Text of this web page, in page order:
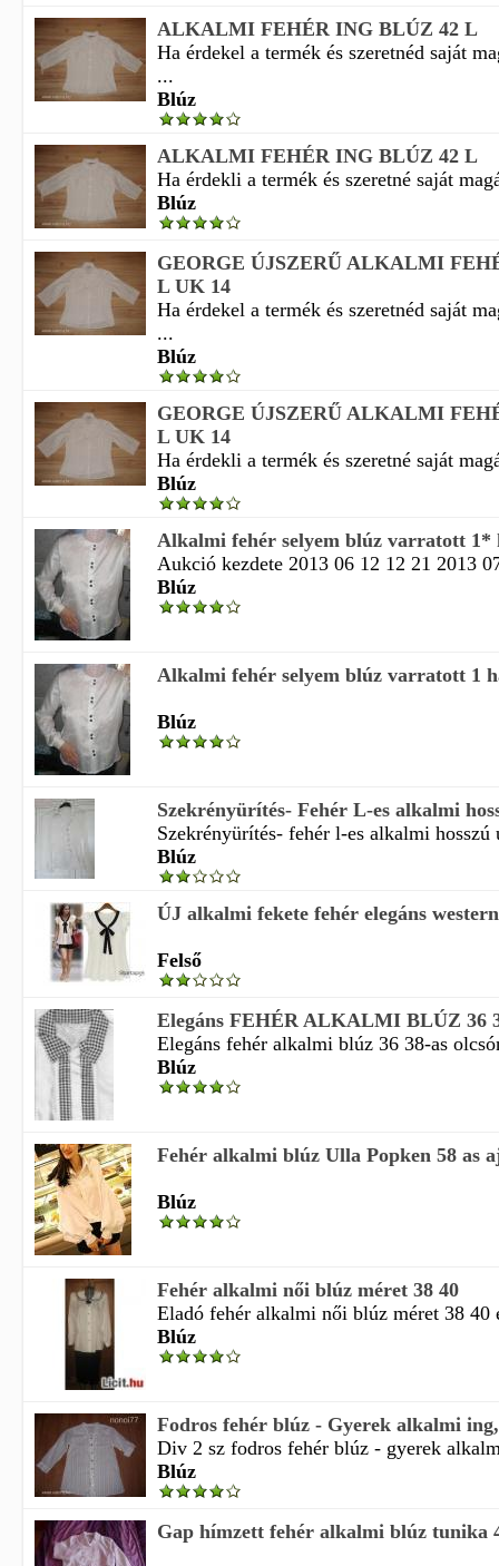
ALKALMI FEHÉR ING BLÚZ 42 L
Ha érdekel a termék és szeretnéd saját
...
Blúz
ALKALMI FEHÉR ING BLÚZ 42 L
Ha érdekli a termék és szeretné saját
Blúz
GEORGE ÚJSZERŰ ALKALMI
L UK 14
Ha érdekel a termék és szeretnéd saját
...
Blúz
GEORGE ÚJSZERŰ ALKALMI
L UK 14
Ha érdekli a termék és szeretné saját
Blúz
Alkalmi fehér selyem blúz varratott 1*
Aukció kezdete 2013 06 12 12 21 2013
Blúz
Alkalmi fehér selyem blúz varratott 1
Blúz
Szekrényürítés- Fehér L-es alkalmi
Szekrényürítés- fehér l-es alkalmi
Blúz
ÚJ alkalmi fekete fehér elegáns
Felső
Elegáns FEHÉR ALKALMI BLÚZ 36
Elegáns fehér alkalmi blúz 36 38-as
Blúz
Fehér alkalmi blúz Ulla Popken 58 as
Blúz
Fehér alkalmi női blúz méret 38 40
Eladó fehér alkalmi női blúz méret 38 40
Blúz
Fodros fehér blúz - Gyerek alkalmi
Div 2 sz fodros fehér blúz - gyerek
Blúz
Gap hímzett fehér alkalmi blúz tunika